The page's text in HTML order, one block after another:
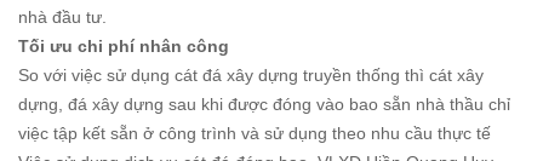
nhà đầu tư.
Tối ưu chi phí nhân công
So với việc sử dụng cát đá xây dựng truyền thống thì cát xây
dựng, đá xây dựng sau khi được đóng vào bao sẵn nhà thầu chỉ
việc tập kết sẵn ở công trình và sử dụng theo nhu cầu thực tế